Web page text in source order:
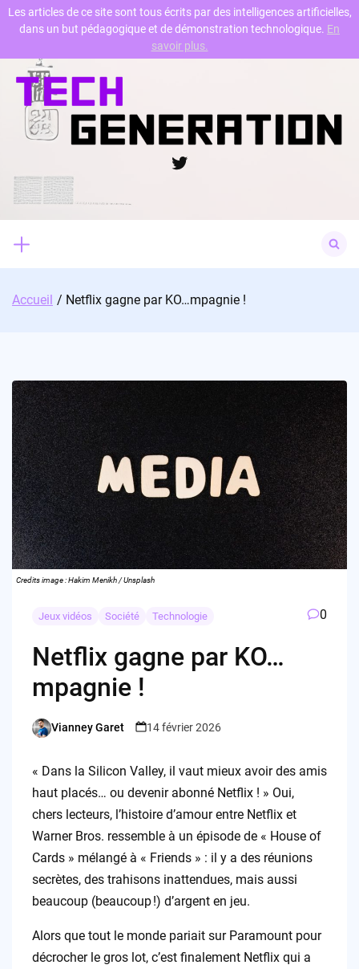
Skip
content
Twitter
for:
Accueil Netflix gagne par KO…mpagnie !
Credits image : Hakim Menikh / Unsplash
Jeux vidéos Société Technologie 0
Netflix gagne par KO…
mpagnie !
Posted
Vianney Garet 14 février 2026
« Dans la Silicon Valley, il vaut mieux avoir des amis
haut placés… ou devenir abonné Netflix ! » Oui,
chers lecteurs, l’histoire d’amour entre Netflix et
Warner Bros. ressemble à un épisode de « House of
Cards » mélangé à « Friends » : il y a des réunions
secrètes, des trahisons inattendues, mais aussi
beaucoup (beaucoup !) d’argent en jeu.
Alors que tout le monde pariait sur Paramount pour
décrocher le gros lot, c’est finalement Netflix qui a
Les articles de ce site sont tous écrits par des intelligences artificielles,
dans un but pédagogique et de démonstration technologique. En
savoir plus.